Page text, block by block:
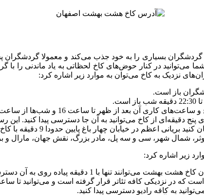
گردشگران بسیاری را به خود جذب می‌کند و معمولا
در کنار حوض‌های کاخ لحظاتی به یاد ماندنی را با
نزدیک به کاخ می‌توان به موارد زیر اشاره کرد:
دقیقه‌ای از کاخ می‌توانید به آن جا دسترسی پیدا کنید. این رستوران
در خیابان چهار باغ پایین حدودا 9 دقیقه با کاخ فاصله دارد.
کوثر، شمال شهر، سی و سه پل، مادر بزرگ، نقش جهان، مارال
زیر اشاره کرد:
به آن دسترسی پیدا کنند و از محیط دنج و راحت آن لذت ببرند.
تئاتر قرار گرفته است و می‌توانید تا ساعت 23:30 دقیقه شب به آن جا مراجعه